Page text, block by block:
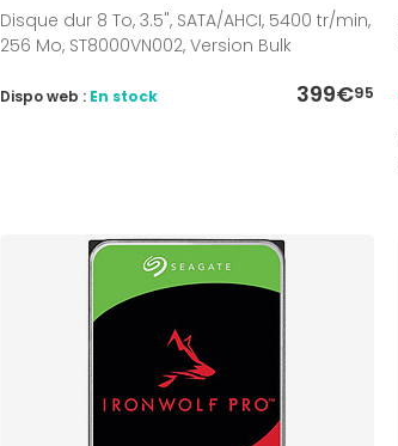
Disque dur 8 To, 3.5", SATA/AHCI, 5400 tr/min,
256 Mo, ST8000VN002, Version Bulk
399€95
Dispo web : En stock